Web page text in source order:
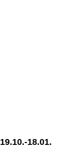
19.10.-18.01.